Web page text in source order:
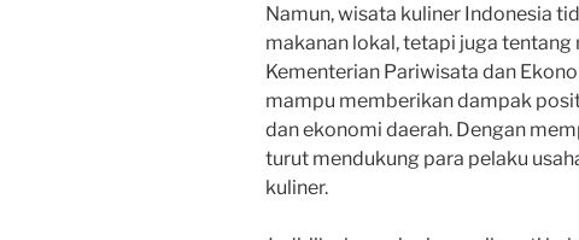
Namun, wisata kuliner Indonesia
makanan lokal, tetapi juga
Kementerian Pariwisata dan
mampu memberikan dampak
dan ekonomi daerah. Dengan
turut mendukung para pelaku
kuliner.